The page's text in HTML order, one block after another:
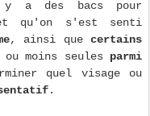
a des bacs pour
qu'on s'est senti
, ainsi que certains
moins seules parmi
quel visage ou
.